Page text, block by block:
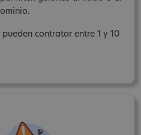
contratar entre 1 y 10